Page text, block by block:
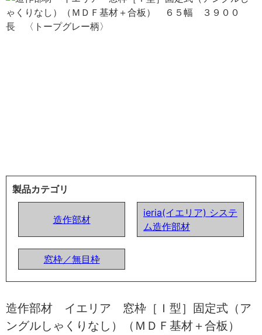
製品カテゴリ
造作部材
ieria(イエリア) システ
ム造作部材
窓枠／無目枠
造作部材 イエリア 窓枠［Ｉ型］固定式（ア
ングルしゃくりなし）（ＭＤＦ基材＋合板）